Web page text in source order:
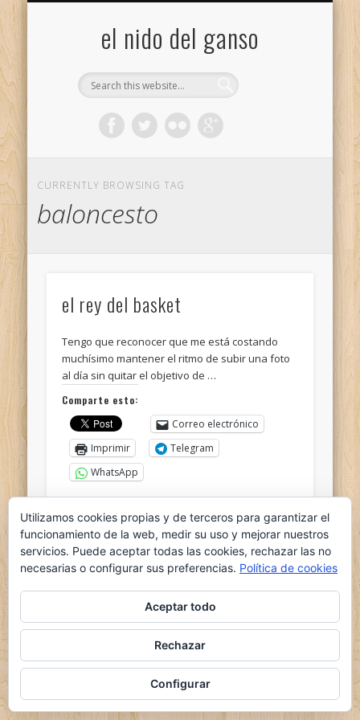
el nido del ganso
CURRENTLY BROWSING TAG
baloncesto
el rey del basket
Tengo que reconocer que me está costando
muchísimo mantener el ritmo de subir una foto
al día sin quitar el objetivo de …
Comparte esto:
Correo electrónico
Imprimir
Telegram
WhatsApp
Me gusta esto:
© 2026 el nido del ganso
Pinboard ThemebyOne Designs
WordPress
Utilizamos cookies propias y de terceros para garantizar el
funcionamiento de la web, medir su uso y mejorar nuestros
servicios. Puede aceptar todas las cookies, rechazar las no
necesarias o configurar sus preferencias. Política de cookies
Aceptar todo
Rechazar
Configurar